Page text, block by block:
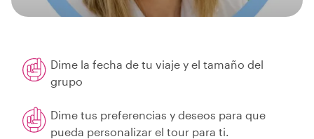
Dime la fecha de tu viaje y el tamaño del
grupo
Dime tus preferencias y deseos para que
pueda personalizar el tour para ti.